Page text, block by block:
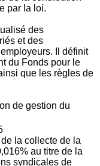
par la loi.
des
et des
Il définit
du Fonds pour le
que les règles de
de gestion du
la collecte de la
au titre de la
syndicales de